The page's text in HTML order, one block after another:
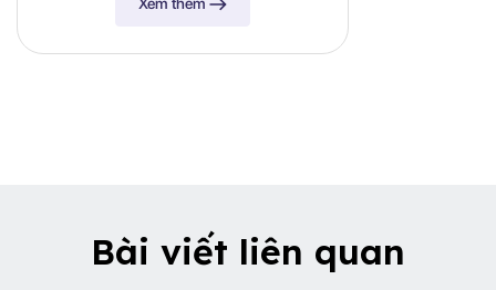
Bài viết liên quan